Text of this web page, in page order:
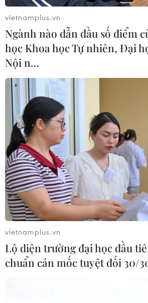
lo ngại những tranh cãi xung quanh
cầu thủ này.
Lịch trực tiếp World Cup
trận cầu Qatar-Ecuador
20/11/2022 03:14
Với tư cách chủ nhà, đội tuyển Qatar
trong suốt thời gian dài và đang rất
vietnamplus.vn
Ngành nào dẫn đầu số điểm
học Khoa học Tự nhiên, Đại
Nội n…
vietnamplus.vn
Lộ diện trường đại học đầu
chuẩn cán mốc tuyệt đối 30/